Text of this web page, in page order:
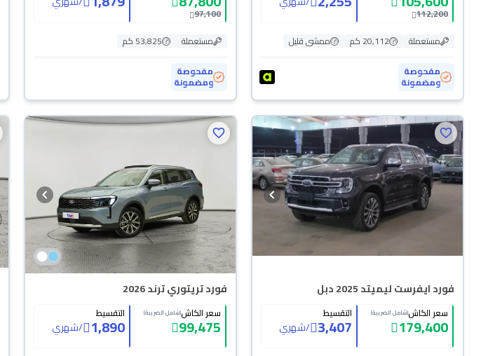
112,200
مستعملة 20,112 كم
ممشى قليل
مفحوصة
ومضمونة
97,100
مستعملة
53,825 كم
مفحوصة
ومضمونة
فورد ايفرست ليميتد 2025 دبل
سعر الكاش(شامل الضريبة)
179,400
التقسيط
3,407
/شهري
فورد تريتوري ترند 2026
سعر الكاش(شامل الضريبة)
99,475
التقسيط
1,890
/شهري